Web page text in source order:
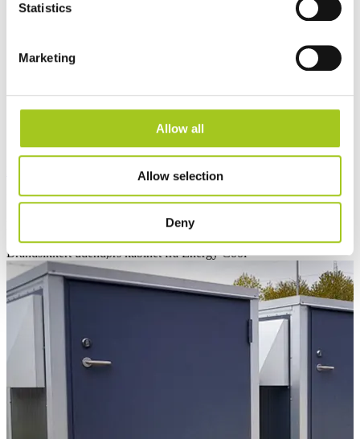
Statistics
Marketing
Allow all
Allow selection
Deny
Produktkategorier
Brandsikkert udendørs kabinet fra Energy Cool